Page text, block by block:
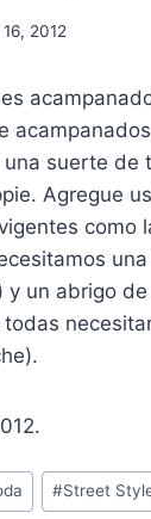
2012
suerte de
Agregue
como
y un abrigo
#Street